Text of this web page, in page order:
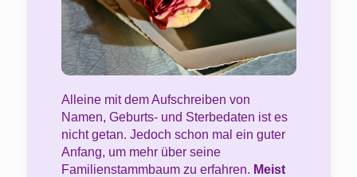
Alleine mit dem Aufschreiben von
Namen, Geburts- und Sterbedaten ist es
nicht getan. Jedoch schon mal ein guter
Anfang, um mehr über seine
Familienstammbaum zu erfahren. Meist